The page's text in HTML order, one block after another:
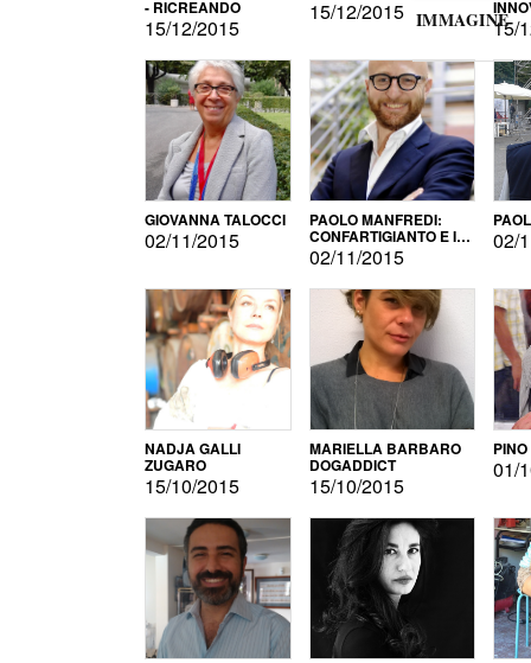
- RICREANDO
15/12/2015
15/12/2015
15/
GIOVANNA TALOCCI
02/11/2015
PAOLO MANFREDI:
CONFARTIGIANTO E IL
SONDAGGIO
02/11/2015
02/
NADJA GALLI
ZUGARO
15/10/2015
MARIELLA BARBARO
DOGADDICT
15/10/2015
01/
IMMAGINE